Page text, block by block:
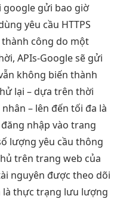
google gửi bao giờ
yêu cầu HTTPS
thành công do một
APIs-Google sẽ gửi
không biến thành
lại – dựa trên thời
– lên đến tối đa là
đăng nhập vào trang
lượng yêu cầu thông
trên trang web của
nguyên được theo dõi
là thực trạng lưu lượng